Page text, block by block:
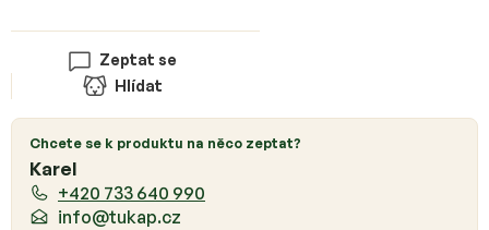
Zeptat se
Hlídat
Chcete se k produktu na něco zeptat?
Karel
+420 733 640 990
info@tukap.cz